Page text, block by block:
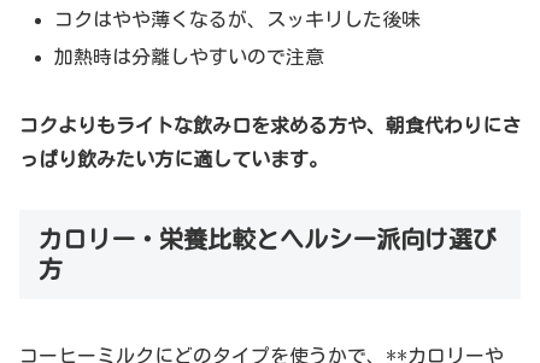
コクはやや薄くなるが、スッキリした後味
加熱時は分離しやすいので注意
コクよりもライトな飲み口を求める方や、朝食代わりにさ
っぱり飲みたい方に適しています。
カロリー・栄養比較とヘルシー派向け選び
方
コーヒーミルクにどのタイプを使うかで、**カロリーや